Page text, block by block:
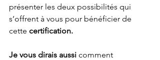
présenter les deux possibilités qui
s’offrent à vous pour bénéficier de
cette certification.
Je vous dirais aussi comment